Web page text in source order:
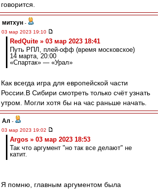
говорится.
митхун -
03 мар 2023 19:10
RedQuite » 03 мар 2023 18:41
Путь РПЛ, плей-офф (время московское)
14 марта, 20:00
«Спартак» — «Урал»
Как всегда игра для европейской части
России.В Сибири смотреть только счёт узнать
утром. Могли хотя бы на час раньше начать.
Ал -
03 мар 2023 19:02
Argos » 03 мар 2023 18:53
Так что аргумент "но так все делают" не
катит.
Я помню, главным аргументом была